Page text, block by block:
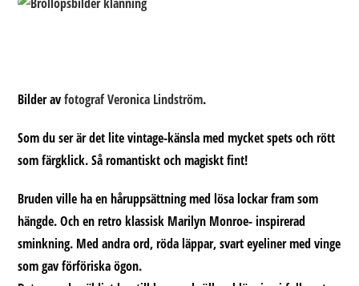
Bilder av fotograf Veronica Lindström.
Som du ser är det lite vintage-känsla med mycket spets och rött
som färgklick. Så romantiskt och magiskt fint!
Bruden ville ha en håruppsättning med lösa lockar fram som
hängde. Och en retro klassisk Marilyn Monroe- inspirerad
sminkning. Med andra ord, röda läppar, svart eyeliner med vinge
som gav förföriska ögon.